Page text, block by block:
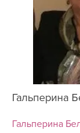
Гальперина
Гальперина